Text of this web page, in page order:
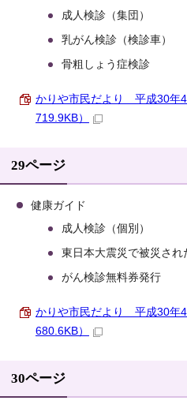
成人検診（集団）
乳がん検診（検診車）
骨粗しょう症検診
かりや市民だより 平成30年
719.9KB）
29ページ
健康ガイド
成人検診（個別）
東日本大震災で被災され
がん検診無料券発行
かりや市民だより 平成30年
680.6KB）
30ページ